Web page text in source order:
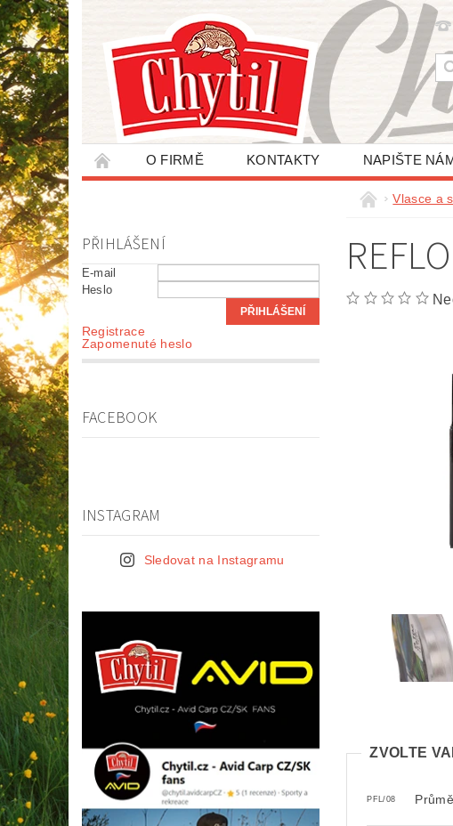
O FIRMĚ KONTAKTY NAPIŠTE
PŘIHLÁŠENÍ
E-mail
Heslo
Registrace
Zapomenuté heslo
FACEBOOK
INSTAGRAM
Sledovat na Instagramu
Vlasce a
ZVOLTE
PFL/08